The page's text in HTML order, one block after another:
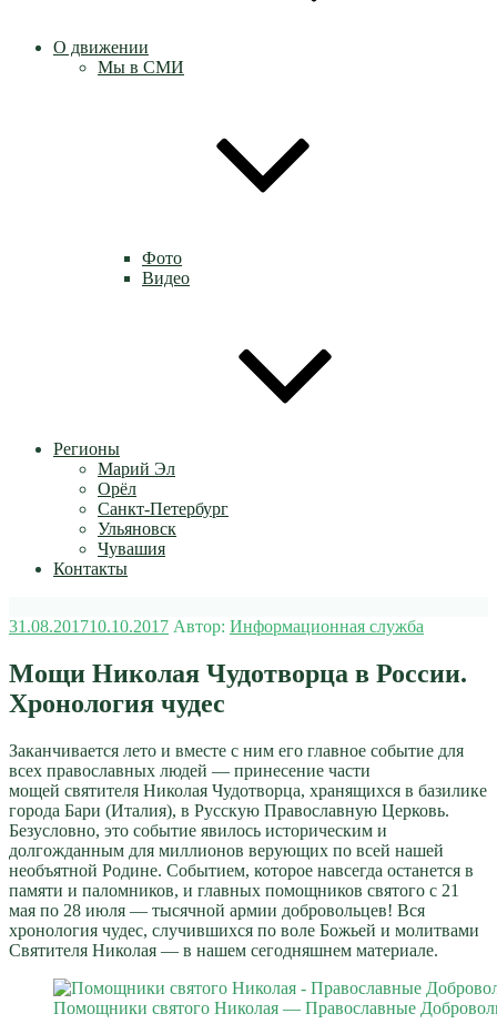
О движении
Мы в СМИ
Фото
Видео
Регионы
Марий Эл
Орёл
Санкт-Петербург
Ульяновск
Чувашия
Контакты
Опубликовано
31.08.201710.10.2017 Автор: Информационная служба
Мощи Николая Чудотворца в России.
Хронология чудес
Заканчивается лето и вместе с ним его главное событие для
всех православных людей — принесение части
мощей святителя Николая Чудотворца, хранящихся в базилике
города Бари (Италия), в Русскую Православную Церковь.
Безусловно, это событие явилось историческим и
долгожданным для миллионов верующих по всей нашей
необъятной Родине. Событием, которое навсегда останется в
памяти и паломников, и главных помощников святого с 21
мая по 28 июля — тысячной армии добровольцев! Вся
хронология чудес, случившихся по воле Божьей и молитвами
Святителя Николая — в нашем сегодняшнем материале.
Помощники святого Николая — Православные